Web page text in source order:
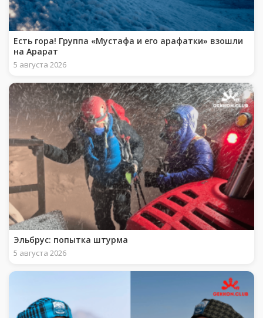
Есть гора! Группа «Мустафа и его арафатки» взошли
на Арарат
5 августа 2026
Эльбрус: попытка штурма
5 августа 2026